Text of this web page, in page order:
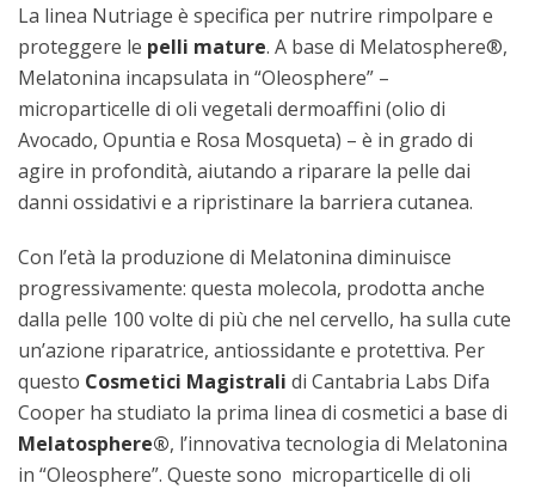
La linea Nutriage è specifica per nutrire rimpolpare e
proteggere le pelli mature. A base di Melatosphere®,
Melatonina incapsulata in “Oleosphere” –
microparticelle di oli vegetali dermoaffini (olio di
Avocado, Opuntia e Rosa Mosqueta) – è in grado di
agire in profondità, aiutando a riparare la pelle dai
danni ossidativi e a ripristinare la barriera cutanea.
Con l’età la produzione di Melatonina diminuisce
progressivamente: questa molecola, prodotta anche
dalla pelle 100 volte di più che nel cervello, ha sulla cute
un’azione riparatrice, antiossidante e protettiva. Per
questo Cosmetici Magistrali di Cantabria Labs Difa
Cooper ha studiato la prima linea di cosmetici a base di
Melatosphere®, l’innovativa tecnologia di Melatonina
in “Oleosphere”. Queste sono microparticelle di oli